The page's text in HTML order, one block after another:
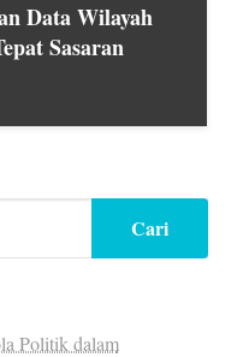
Data Wilayah
Sasaran
Cari
Politik dalam